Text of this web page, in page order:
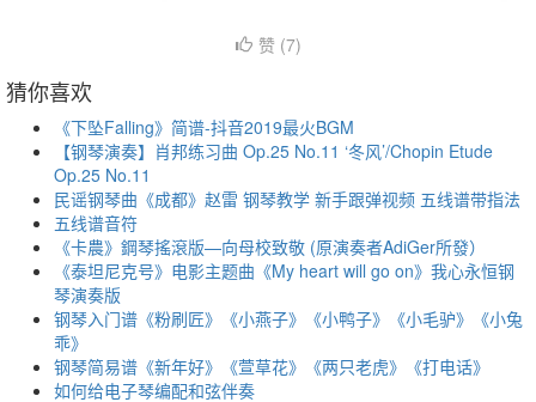
赞 (7)
猜你喜欢
《下坠Falling》简谱-抖音2019最火BGM
【钢琴演奏】肖邦练习曲 Op.25 No.11 ‘冬风’/Chopin Etude
Op.25 No.11
民谣钢琴曲《成都》赵雷 钢琴教学 新手跟弹视频 五线谱带指法
五线谱音符
《卡農》鋼琴搖滾版—向母校致敬 (原演奏者AdiGer所發）
《泰坦尼克号》电影主题曲《My heart will go on》我心永恒钢
琴演奏版
钢琴入门谱《粉刷匠》《小燕子》《小鸭子》《小毛驴》《小兔
乖》
钢琴简易谱《新年好》《萱草花》《两只老虎》《打电话》
如何给电子琴编配和弦伴奏